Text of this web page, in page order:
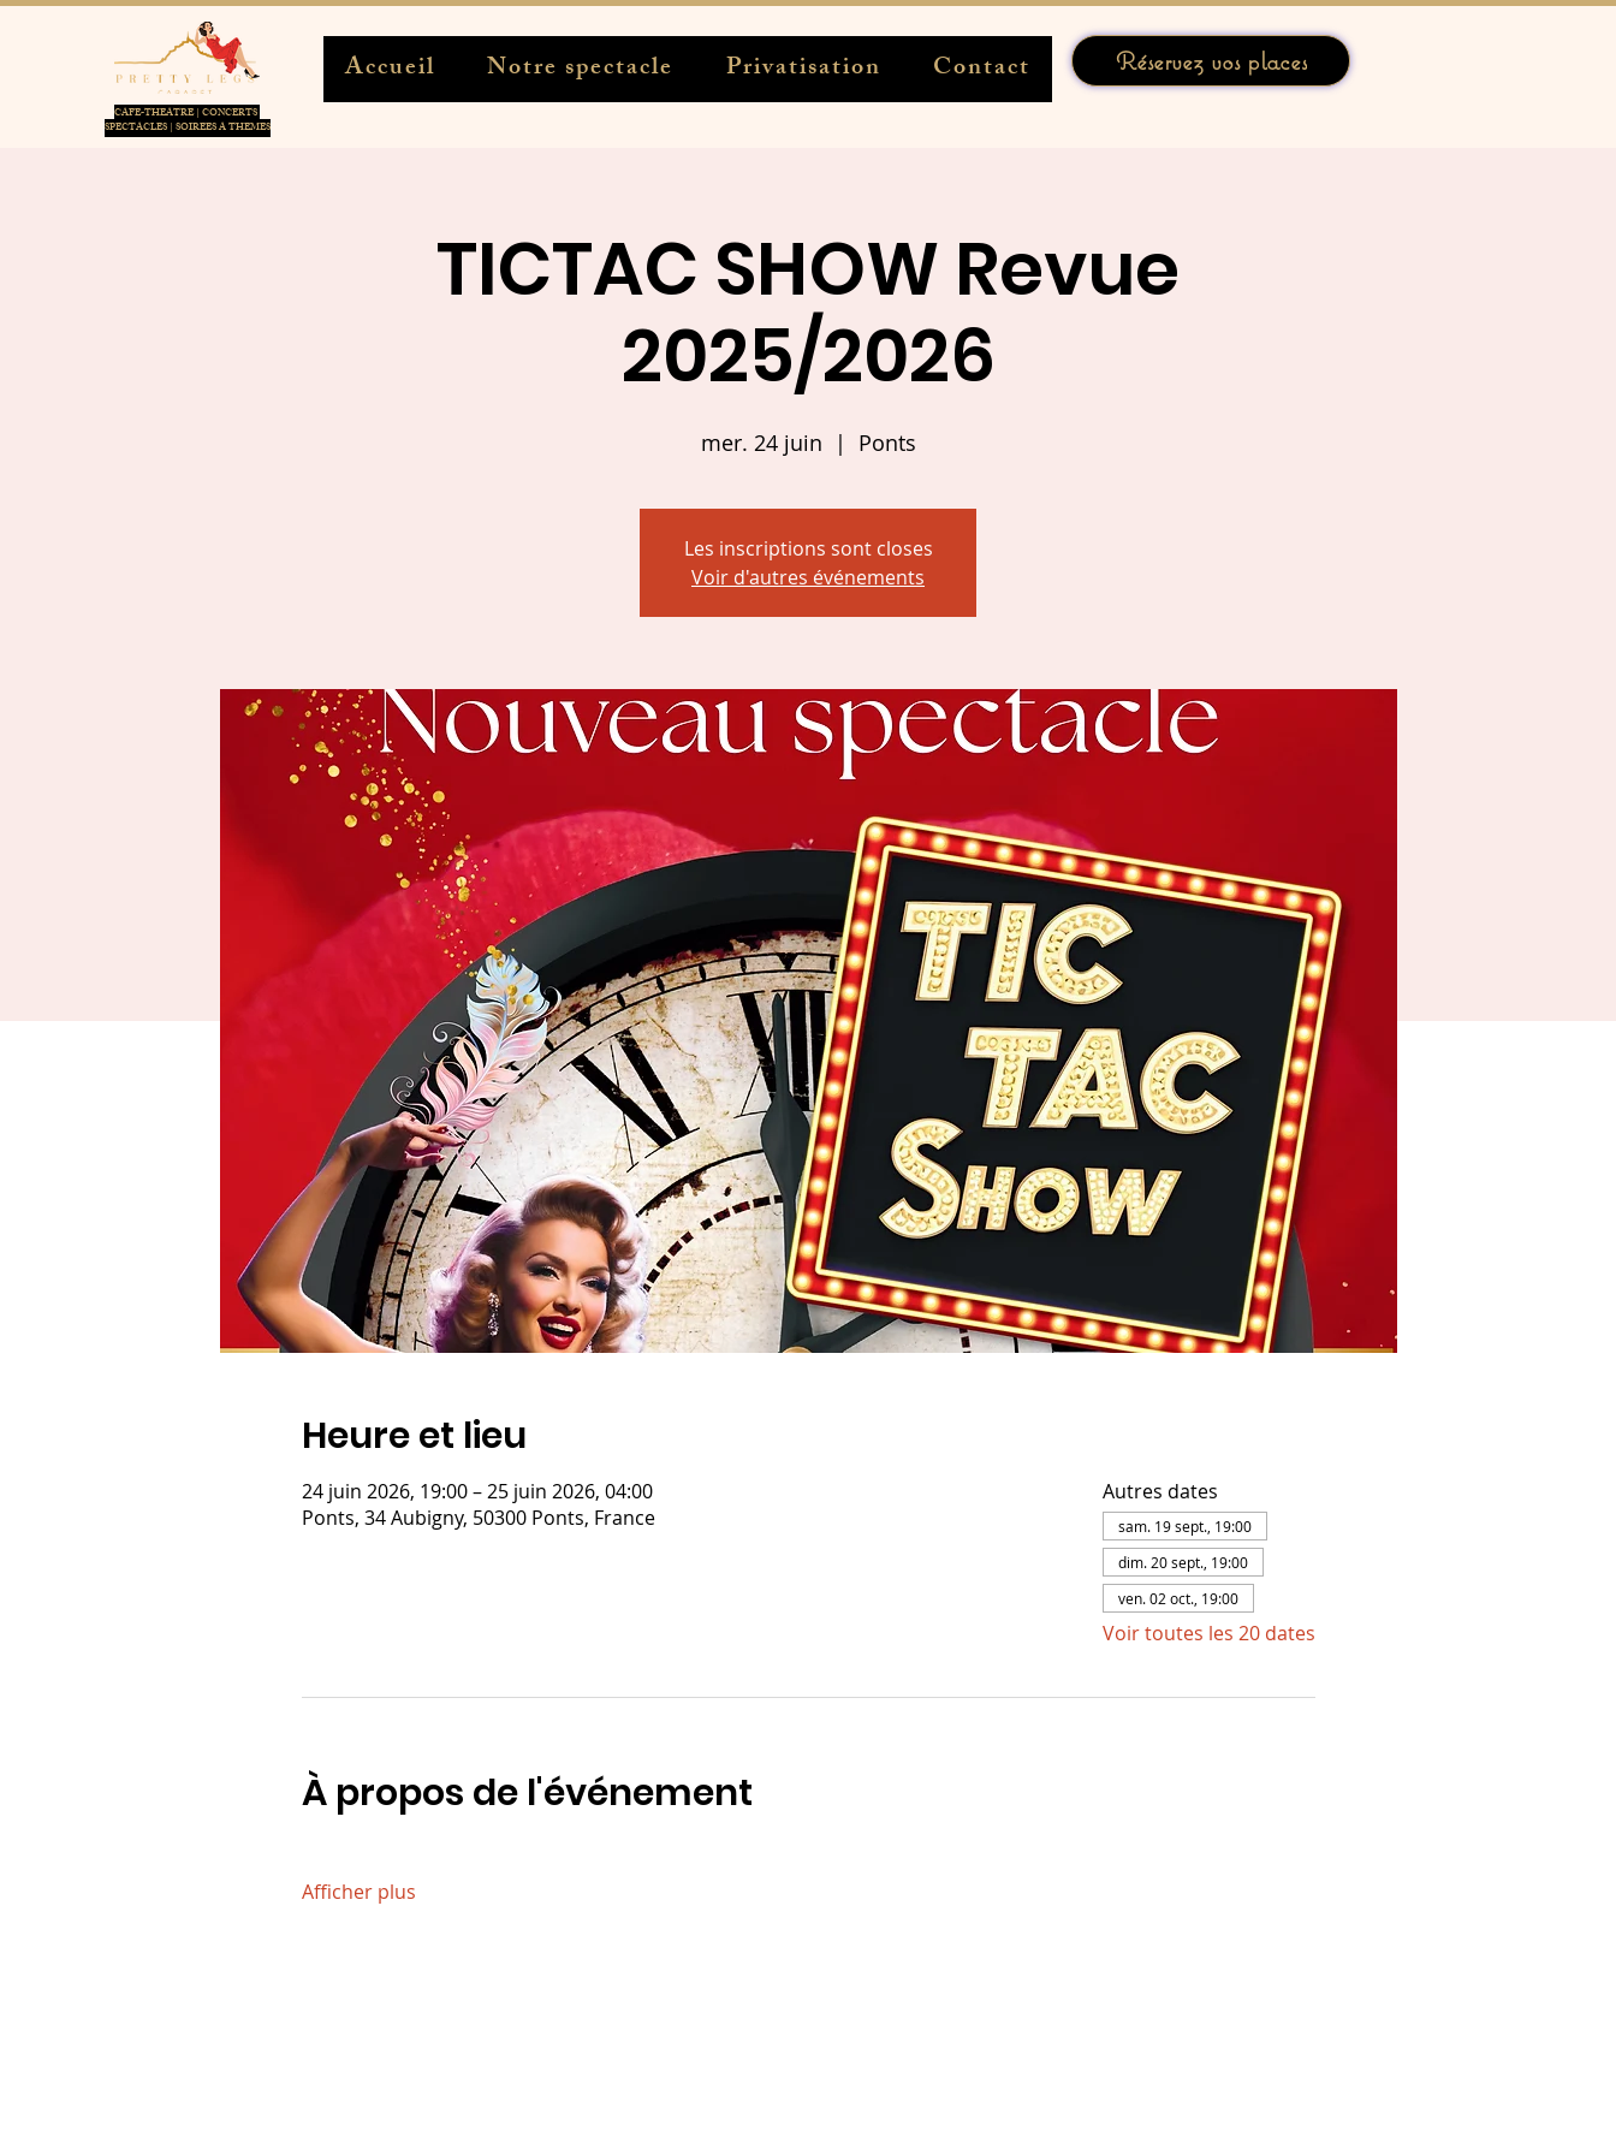
Accueil Notre spectacle Privatisation Contact Réservez vos places
CAFE-THEATRE | CONCERTS
SPECTACLES | SOIREES A THEMES
TICTAC SHOW Revue
2025/2026
mer. 24 juin
  |
Ponts
Les inscriptions sont closes
Voir d'autres événements
Heure et lieu
24 juin 2026, 19:00 – 25 juin 2026, 04:00
Ponts, 34 Aubigny, 50300 Ponts, France
Autres dates
sam. 19 sept., 19:00
dim. 20 sept., 19:00
ven. 02 oct., 19:00
Voir toutes les 20 dates
À propos de l'événement
Afficher plus